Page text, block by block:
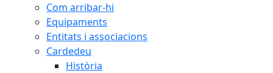
Com arribar-hi
Equipaments
Entitats i associacions
Cardedeu
Història